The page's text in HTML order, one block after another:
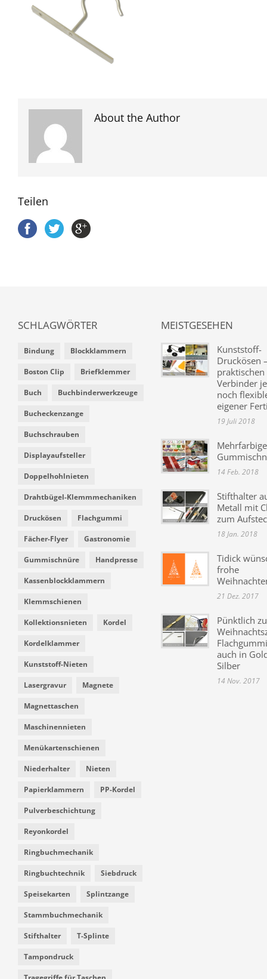
About the Author
Teilen
SCHLAGWÖRTER
Bindung Blockklammern
Boston Clip Briefklemmer
Buch Buchbinderwerkzeuge
Bucheckenzange
Buchschrauben
Displayaufsteller
Doppelhohlnieten
Drahtbügel-Klemmmechaniken
Druckösen Flachgummi
Fächer-Flyer Gastronomie
Gummischnüre Handpresse
Kassenblockklammern
Klemmschienen
Kollektionsnieten Kordel
Kordelklammer
Kunststoff-Nieten
Lasergravur Magnete
Magnettaschen
Maschinennieten
Menükartenschienen
Niederhalter Nieten
Papierklammern PP-Kordel
Pulverbeschichtung
Reyonkordel
Ringbuchmechanik
Ringbuchtechnik Siebdruck
Speisekarten Splintzange
Stammbuchmechanik
Stifthalter T-Splinte
Tampondruck
MEISTGESEHEN
Kunststoff-
Druckösen
praktischen
Verbinder
noch
eigener
19 Juli 2018
Mehrfarbige
14 Feb. 2018
Stifthalter
Metall mit
zum
18 Jan. 2018
Tidick
frohe
21 Dez. 2017
Pünktlich
auch in
Silber
14 Nov. 2017